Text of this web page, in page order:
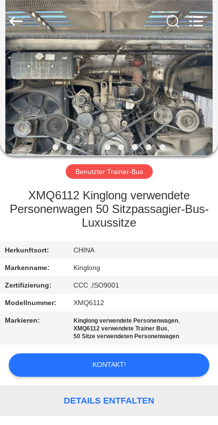
HAUS
PRODUKTE
ÜBER
UNS
FABRIK-
AUSFLUG
QUALITÄTSKONTROLLE
SIE
MIT
UNS
IN
VERBINDUNG
SIE EIN
ZITAT
COOPER
INDUSTRY
CO.,
LTD..
Rights
Reserved.
Benutzter Trainer-Bus
XMQ6112 Kinglong verwendete
Personenwagen 50 Sitzpassagier-Bus-
Luxussitze
Herkunftsort: CHINA
Markenname: Kinglong
Zertifizierung: CCC ,ISO9001
Modellnummer: XMQ6112
Markieren: Kinglong verwendete Personenwagen,
XMQ6112 verwendete Trainer Bus,
50 Sitze verwendeten Personenwagen
KONTAKT!
DETAILS ENTFALTEN